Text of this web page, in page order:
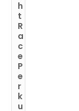
h
t
R
a
c
e
P
e
r
k
u